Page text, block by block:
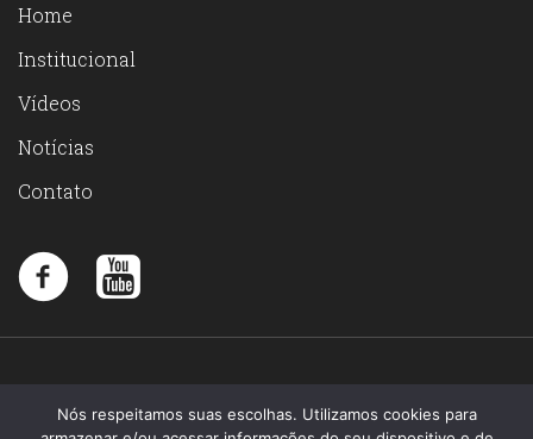
Home
Institucional
Vídeos
Notícias
Contato
Nós respeitamos suas escolhas. Utilizamos cookies para